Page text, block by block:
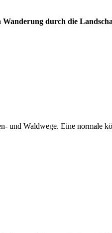
Wanderung durch die
und Waldwege. Eine normale